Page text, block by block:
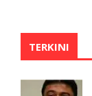
TERKINI